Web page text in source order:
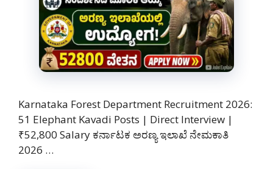
Karnataka Forest Department Recruitment 2026:
51 Elephant Kavadi Posts | Direct Interview |
₹52,800 Salary ಕರ್ನಾಟಕ ಅರಣ್ಯ ಇಲಾಖೆ ನೇಮಕಾತಿ
2026 …